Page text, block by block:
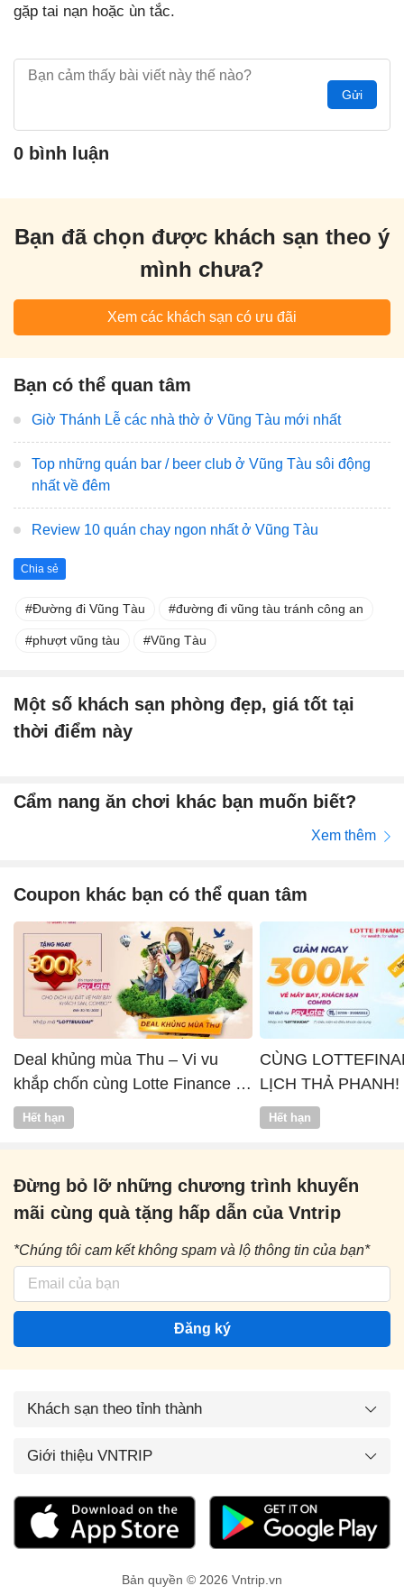
gặp tai nạn hoặc ùn tắc.
Gửi
0 bình luận
Bạn đã chọn được khách sạn theo ý
mình chưa?
Xem các khách sạn có ưu đãi
Bạn có thể quan tâm
Giờ Thánh Lễ các nhà thờ ở Vũng Tàu mới nhất
Top những quán bar / beer club ở Vũng Tàu sôi động
nhất về đêm
Review 10 quán chay ngon nhất ở Vũng Tàu
Chia sẻ
Đường đi Vũng Tàu đường đi vũng tàu tránh công an
phượt vũng tàu Vũng Tàu
Một số khách sạn phòng đẹp, giá tốt tại
thời điểm này
Cẩm nang ăn chơi khác bạn muốn biết?
Xem thêm
Coupon khác bạn có thể quan tâm
Deal khủng mùa Thu – Vi vu
khắp chốn cùng Lotte Finance x
Vntrip
Hết hạn
CÙNG
LỊCH THẢ PHANH!
Hết hạn
Đừng bỏ lỡ những chương trình khuyến
mãi cùng quà tặng hấp dẫn của Vntrip
*Chúng tôi cam kết không spam và lộ thông tin của bạn*
Đăng ký
Khách sạn theo tỉnh thành
Giới thiệu VNTRIP
Bản quyền © 2026 Vntrip.vn